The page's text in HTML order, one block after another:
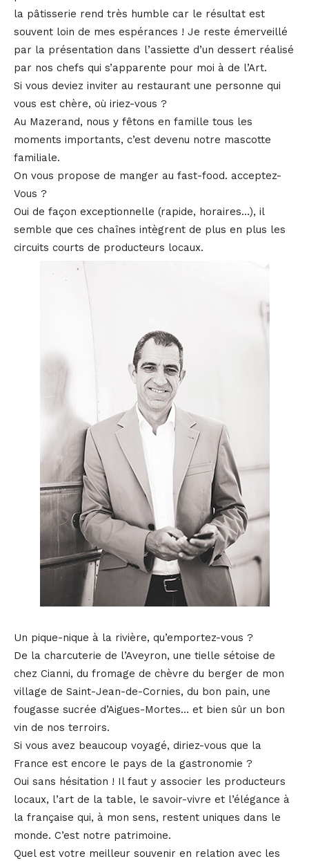
la pâtisserie rend très humble car le résultat est
souvent loin de mes espérances ! Je reste émerveillé
par la présentation dans l’assiette d’un dessert réalisé
par nos chefs qui s’apparente pour moi à de l’Art.
Si vous deviez inviter au restaurant une personne qui
vous est chère, où iriez-vous ?
Au Mazerand, nous y fêtons en famille tous les
moments importants, c’est devenu notre mascotte
familiale.
On vous propose de manger au fast-food. acceptez-
Vous ?
Oui de façon exceptionnelle (rapide, horaires…), il
semble que ces chaînes intègrent de plus en plus les
circuits courts de producteurs locaux.
Un pique-nique à la rivière, qu’emportez-vous ?
De la charcuterie de l’Aveyron, une tielle sétoise de
chez Cianni, du fromage de chèvre du berger de mon
village de Saint-Jean-de-Cornies, du bon pain, une
fougasse sucrée d’Aigues-Mortes… et bien sûr un bon
vin de nos terroirs.
Si vous avez beaucoup voyagé, diriez-vous que la
France est encore le pays de la gastronomie ?
Oui sans hésitation ! Il faut y associer les producteurs
locaux, l’art de la table, le savoir-vivre et l’élégance à
la française qui, à mon sens, restent uniques dans le
monde. C’est notre patrimoine.
Quel est votre meilleur souvenir en relation avec les